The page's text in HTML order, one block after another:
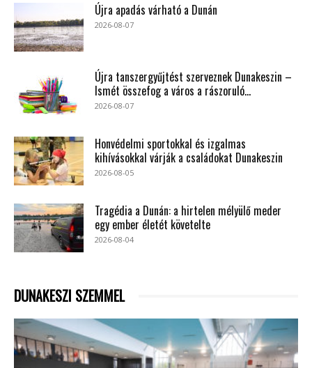
Újra apadás várható a Dunán
2026-08-07
Újra tanszergyűjtést szerveznek Dunakeszin –
Ismét összefog a város a rászoruló...
2026-08-07
Honvédelmi sportokkal és izgalmas
kihívásokkal várják a családokat Dunakeszin
2026-08-05
Tragédia a Dunán: a hirtelen mélyülő meder
egy ember életét követelte
2026-08-04
DUNAKESZI SZEMMEL